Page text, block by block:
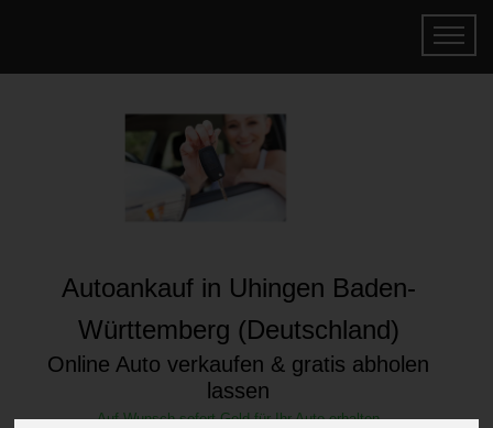
Autoankauf in Uhingen Baden-
Württemberg (Deutschland)
Online Auto verkaufen & gratis abholen
lassen
Auf Wunsch sofort Geld für Ihr Auto erhalten